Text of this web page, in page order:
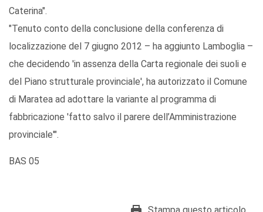
Caterina".
"Tenuto conto della conclusione della conferenza di
localizzazione del 7 giugno 2012 – ha aggiunto Lamboglia –
che decidendo 'in assenza della Carta regionale dei suoli e
del Piano strutturale provinciale', ha autorizzato il Comune
di Maratea ad adottare la variante al programma di
fabbricazione 'fatto salvo il parere dell’Amministrazione
provinciale'".
BAS 05